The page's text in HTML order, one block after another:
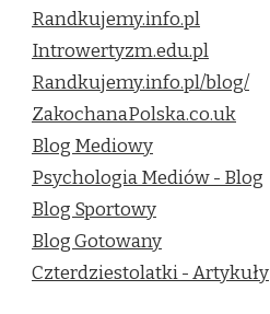
Randkujemy.info.pl
Introwertyzm.edu.pl
Randkujemy.info.pl/blog/
ZakochanaPolska.co.uk
Blog Mediowy
Psychologia Mediów - Blog
Blog Sportowy
Blog Gotowany
Czterdziestolatki - Artykuły